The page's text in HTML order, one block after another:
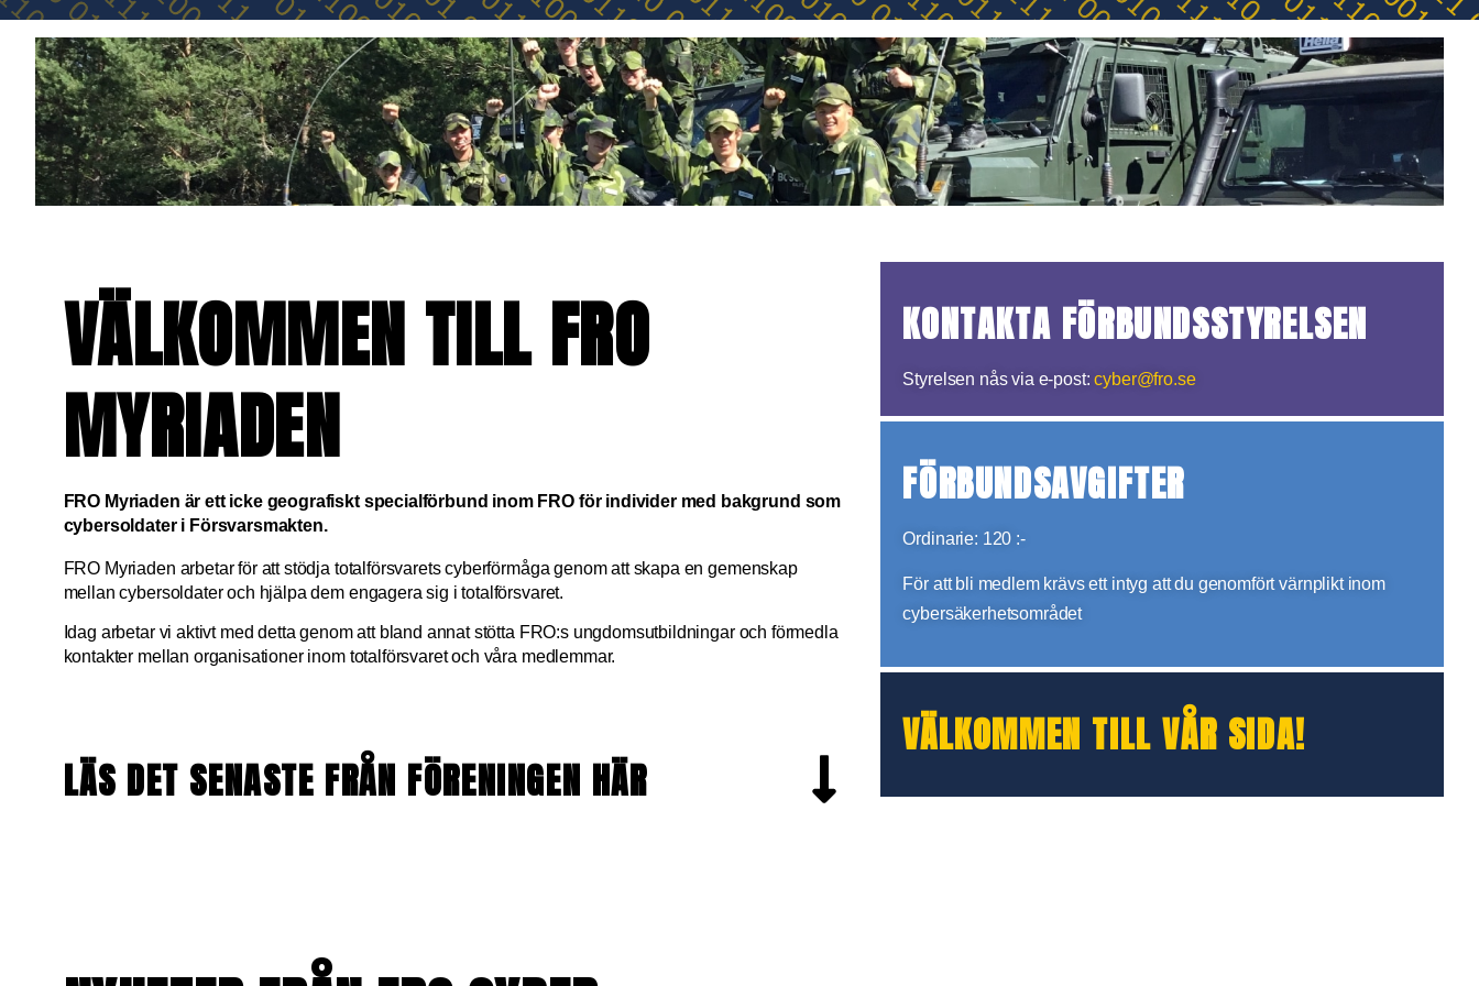
VÄLKOMMEN TILL FRO
MYRIADEN
FRO Myriaden är ett icke geografiskt specialförbund inom FRO för individer med bakgrund som
cybersoldater i Försvarsmakten.
FRO Myriaden arbetar för att stödja totalförsvarets cyberförmåga genom att skapa en gemenskap
mellan cybersoldater och hjälpa dem engagera sig i totalförsvaret.
Idag arbetar vi aktivt med detta genom att bland annat stötta FRO:s ungdomsutbildningar och förmedla
kontakter mellan organisationer inom totalförsvaret och våra medlemmar.
LÄS DET SENASTE FRÅN FÖRENINGEN HÄR
KONTAKTA FÖRBUNDSSTYRELSEN
Styrelsen nås via e-post: cyber@fro.se
FÖRBUNDSAVGIFTER
Ordinarie: 120 :-
För att bli medlem krävs ett intyg att du genomfört värnplikt inom
cybersäkerhetsområdet
VÄLKOMMEN TILL VÅR SIDA!